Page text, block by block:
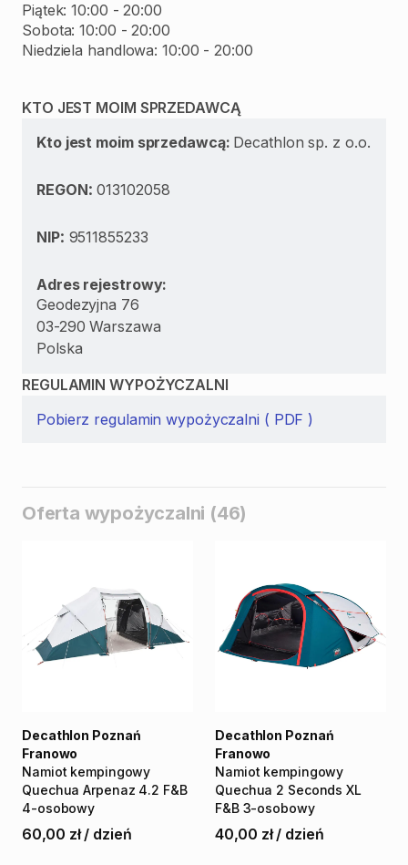
Piątek: 10:00 - 20:00
Sobota: 10:00 - 20:00
KTO JEST MOIM SPRZEDAWCĄ
Kto jest moim sprzedawcą: Decathlon sp. z o.o.
REGON:013102058
NIP: 9511855233
Adres rejestrowy:
Geodezyjna 76
03-290 Warszawa
Polska
REGULAMIN WYPOŻYCZALNI
Pobierz regulamin wypożyczalni ( PDF )
Oferta wypożyczalni (46)
Namiot kempingowy
Quechua Arpenaz 4.2 F&B
4-osobowy
Decathlon Poznań
Franowo
60,00 zł / dzień
Namiot kempingowy
Quechua 2 Seconds XL
F&B 3-osobowy
Decathlon Poznań
Franowo
40,00 zł / dzień